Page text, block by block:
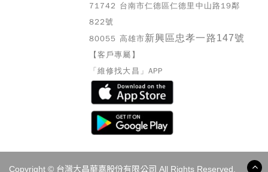
71742 台南市仁德區仁德里中山路19鄰
822號
80055 高雄市新興區忠孝一路147號
【客戶專屬】
「維修找大昌」APP
Copyright © 台灣大昌華嘉股份有限公司 All Rights Reserved.